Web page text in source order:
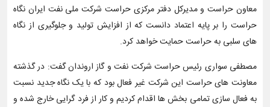
معاون حراست و مدیرکل دفتر مرکزی حراست شرکت ملی نفت ایران نگاه
حراست را بر پایه اعتماد دانست که از افزایش تولید و جلوگیری از نگاه
های سلبی به حراست حمایت خواهد کرد.
مصطفی سواری رئیس حراست شرکت نفت و گاز اروندان گفت: در گذشته
معاونت های حراست این شرکت غیر فعال بود که با یک نگاه جدید نسبت
به فعال سازی تمامی بخش ها اقدام کردیم و کار از فرد گرایی خارج شده و